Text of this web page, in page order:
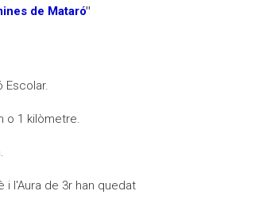
de Mataró"
Escolar.
o 1 kilòmetre.
i l'Aura de 3r han quedat